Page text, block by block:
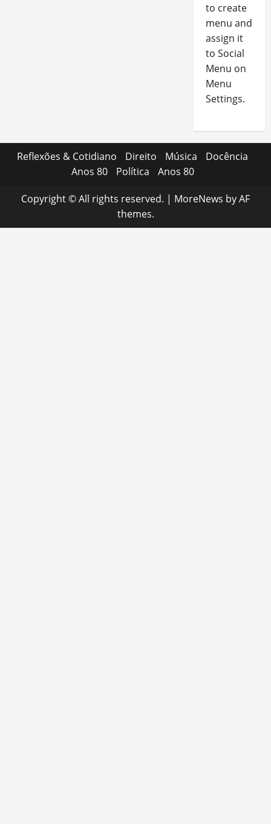
to create
menu and
assign it
to Social
Menu on
Menu
Settings.
Reflexões & Cotidiano Direito Música
Docência
Anos 80
Política Anos 80
Copyright © All rights reserved. | MoreNews by AF
themes.